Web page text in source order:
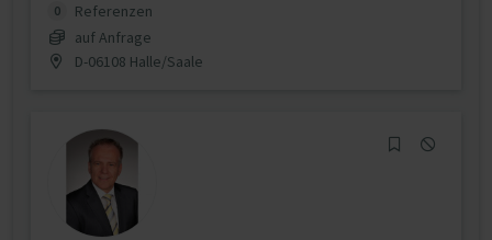
0
Referenzen
auf Anfrage
D-06108 Halle/Saale